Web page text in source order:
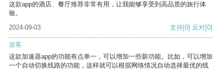
这款app的酒店、餐厅推荐非常有用，让我能够享受到高品质的旅行体
验。
2024-09-03
支持[0] 反对[0]
游客
这款加速器app的功能有点单一，可以增加一些新功能。比如，可以增加
一个自动切换线路的功能，这样就可以根据网络情况自动选择最优的线